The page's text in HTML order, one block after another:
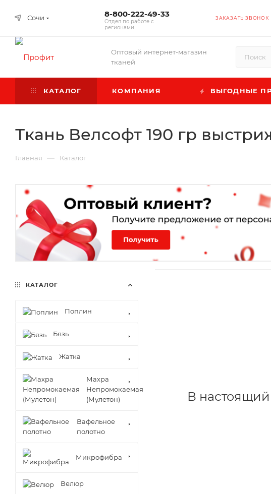
Сочи 8-800-222-49-33
Отдел по работе с
регионами
ЗАКАЗАТЬ ЗВОНОК
Оптовый интернет-магазин
тканей
КАТАЛОГ КОМПАНИЯ ВЫГОДНЫЕ
Ткань Велсофт 190 гр
Главная — Каталог
В настоящий
КАТАЛОГ
Поплин
Бязь
Жатка
Махра
Непромокаемая
(Мулетон)
Вафельное
полотно
Микрофибра
Велюр